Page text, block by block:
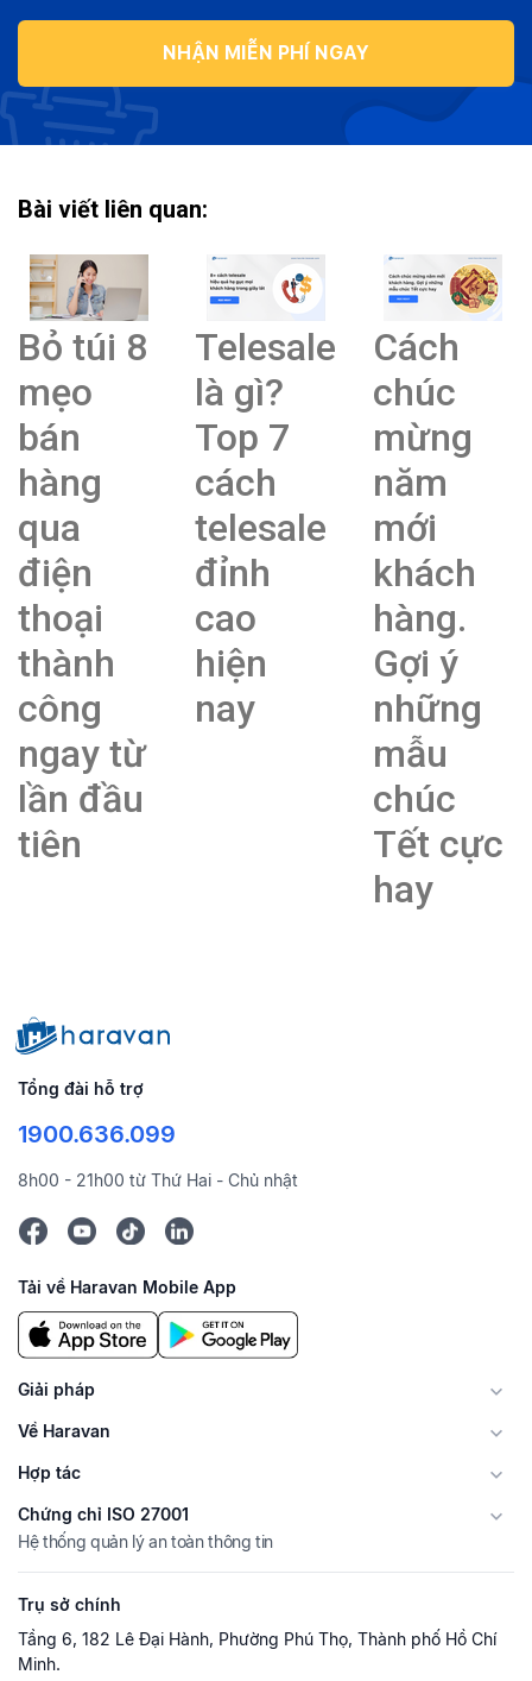
NHẬN MIỄN PHÍ NGAY
Bài viết liên quan:
Bỏ túi 8
mẹo
bán
hàng
qua
điện
thoại
thành
công
ngay từ
lần đầu
tiên
Telesale
là gì?
Top 7
cách
telesale
đỉnh
cao
hiện
nay
Cách
chúc
mừng
năm
mới
khách
hàng.
Gợi ý
những
mẫu
chúc
Tết cực
hay
Tổng đài hỗ trợ
1900.636.099
8h00 - 21h00 từ Thứ Hai - Chủ nhật
Tải về Haravan Mobile App
Giải pháp
Về Haravan
Hợp tác
Chứng chỉ ISO 27001
Hệ thống quản lý an toàn thông tin
Trụ sở chính
Tầng 6, 182 Lê Đại Hành, Phường Phú Thọ, Thành phố Hồ Chí
Minh.